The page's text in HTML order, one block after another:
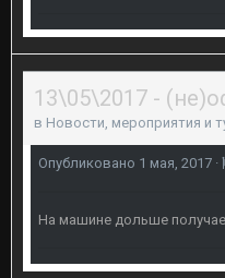
в Новости, мероприятия и
Опубликовано 1 мая, 2017 ·
На машине дольше